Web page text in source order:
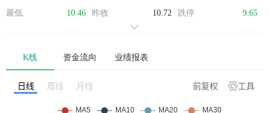
最低
10.46 昨收 10.72 跌停 9.65
K线 资金流向 业绩报表